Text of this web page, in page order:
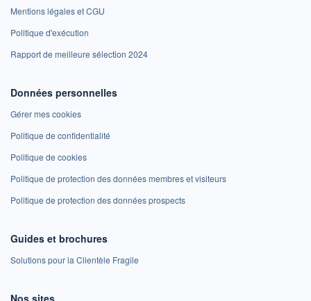
Mentions légales et CGU
Politique d'exécution
Rapport de meilleure sélection 2024
Données personnelles
Gérer mes cookies
Politique de confidentialité
Politique de cookies
Politique de protection des données membres et visiteurs
Politique de protection des données prospects
Guides et brochures
Solutions pour la Clientèle Fragile
Nos sites